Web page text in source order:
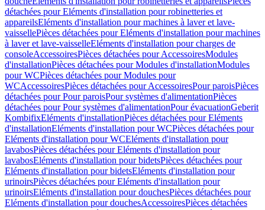
détachées pour Eléments d'installation pour robinetteries et
appareilsEléments d'installation pour machines à laver et lave-
vaissellePièces détachées pour Eléments d'installation pour machines
à laver et lave-vaisselleEléments d'installation pour charges de
consoleAccessoiresPièces détachées pour AccessoiresModules
d'installationPièces détachées pour Modules d'installationModules
pour WCPièces détachées pour Modules pour
WCAccessoiresPièces détachées pour AccessoiresPour paroisPièces
détachées pour Pour paroisPour systèmes d'alimentationPièces
détachées pour Pour systèmes d'alimentationPour évacuationGeberit
KombifixEléments d'installationPièces détachées pour Eléments
d'installationEléments d'installation pour WCPièces détachées pour
Eléments d'installation pour WCEléments d'installation pour
lavabosPièces détachées pour Eléments d'installation pour
lavabosEléments d'installation pour bidetsPièces détachées pour
Eléments d'installation pour bidetsEléments d'installation pour
urinoirsPièces détachées pour Eléments d'installation pour
urinoirsEléments d'installation pour douchesPièces détachées pour
Eléments d'installation pour douchesAccessoiresPièces détachées